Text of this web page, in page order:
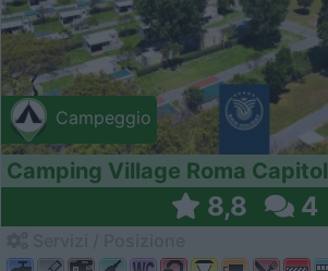
Campeggio
Camping Village Roma Capitol
8,8 4